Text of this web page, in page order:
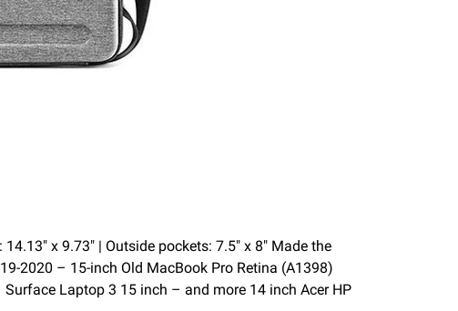
x 9.73″ | Outside pockets: 7.5″ x 8″ Made the
2020 – 15-inch Old MacBook Pro Retina (A1398)
Laptop 3 15 inch – and more 14 inch Acer HP